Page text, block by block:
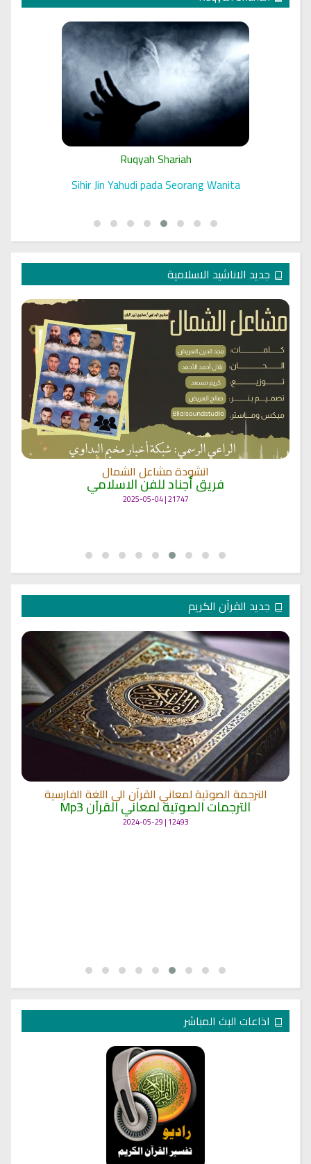
Ruqyah Shariah
Sihir Jin Yahudi pada Seorang Wanita
جديد الاناشيد الاسلامية
انشودة مشاعل الشمال
فريق أجناد للفن الاسلامي
21747 | 2025-05-04
جديد القرآن الكريم
الترجمة الصوتية لمعاني القرآن الى اللغة الفارسية
الترجمات الصوتية لمعاني القرآن Mp3
12493 | 2024-05-29
اذاعات البث المباشر